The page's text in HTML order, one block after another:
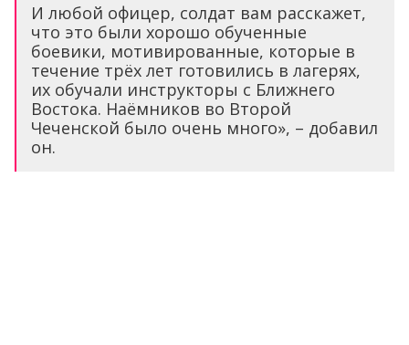
И любой офицер, солдат вам расскажет,
что это были хорошо обученные
боевики, мотивированные, которые в
течение трёх лет готовились в лагерях,
их обучали инструкторы с Ближнего
Востока. Наёмников во Второй
Чеченской было очень много», – добавил
он.